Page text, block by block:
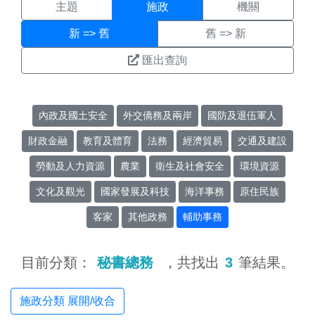
主題 施政 機關
新 => 舊 舊 => 新
匯出查詢
內政及國土安全 外交僑務及兩岸 國防及退伍軍人
財政金融 教育及體育 法務 經濟貿易 交通及建設
勞動及人力資源 農業 衛生及社會安全 環境資源
文化及觀光 國家發展及科技 海洋事務 原住民族
客家 其他政務 輔助事務
目前分類： 秘書總務 ，共找出 3 筆結果。
施政分類 展開/收合